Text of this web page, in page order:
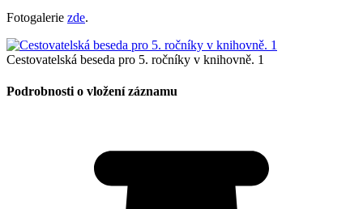
Fotogalerie zde.
Cestovatelská beseda pro 5. ročníky v knihovně. 1
Podrobnosti o vložení záznamu